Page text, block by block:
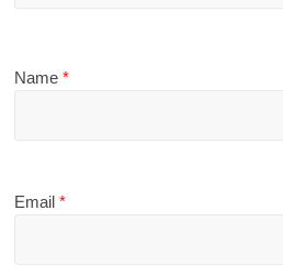
Name*
Email*